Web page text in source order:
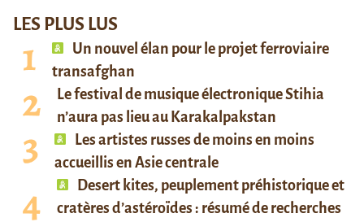
LES PLUS LUS
Un nouvel élan pour le projet ferroviaire
transafghan
Le festival de musique électronique Stihia
n’aura pas lieu au Karakalpakstan
Les artistes russes de moins en moins
accueillis en Asie centrale
Desert kites, peuplement préhistorique et
cratères d’astéroïdes : résumé de recherches